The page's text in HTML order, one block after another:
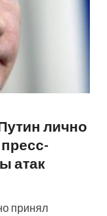
лично
атак
принял